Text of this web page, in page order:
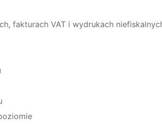
fakturach VAT i wydrukach